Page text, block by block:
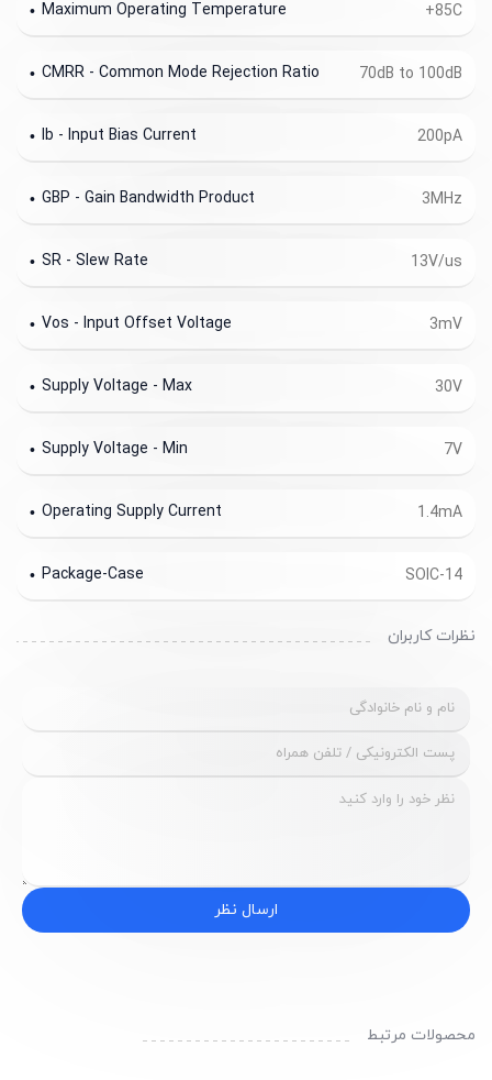
+85C
Maximum Operating Temperature
70dB to 100dB
CMRR - Common Mode Rejection Ratio
200pA
Ib - Input Bias Current
3MHz
GBP - Gain Bandwidth Product
13V/us
SR - Slew Rate
3mV
Vos - Input Offset Voltage
30V
Supply Voltage - Max
7V
Supply Voltage - Min
1.4mA
Operating Supply Current
SOIC-14
Package-Case
نظرات کاربران
ارسال نظر
محصولات مرتبط